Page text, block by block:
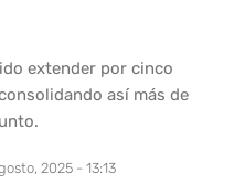
extender por cinco
así más de
2025 - 13:13